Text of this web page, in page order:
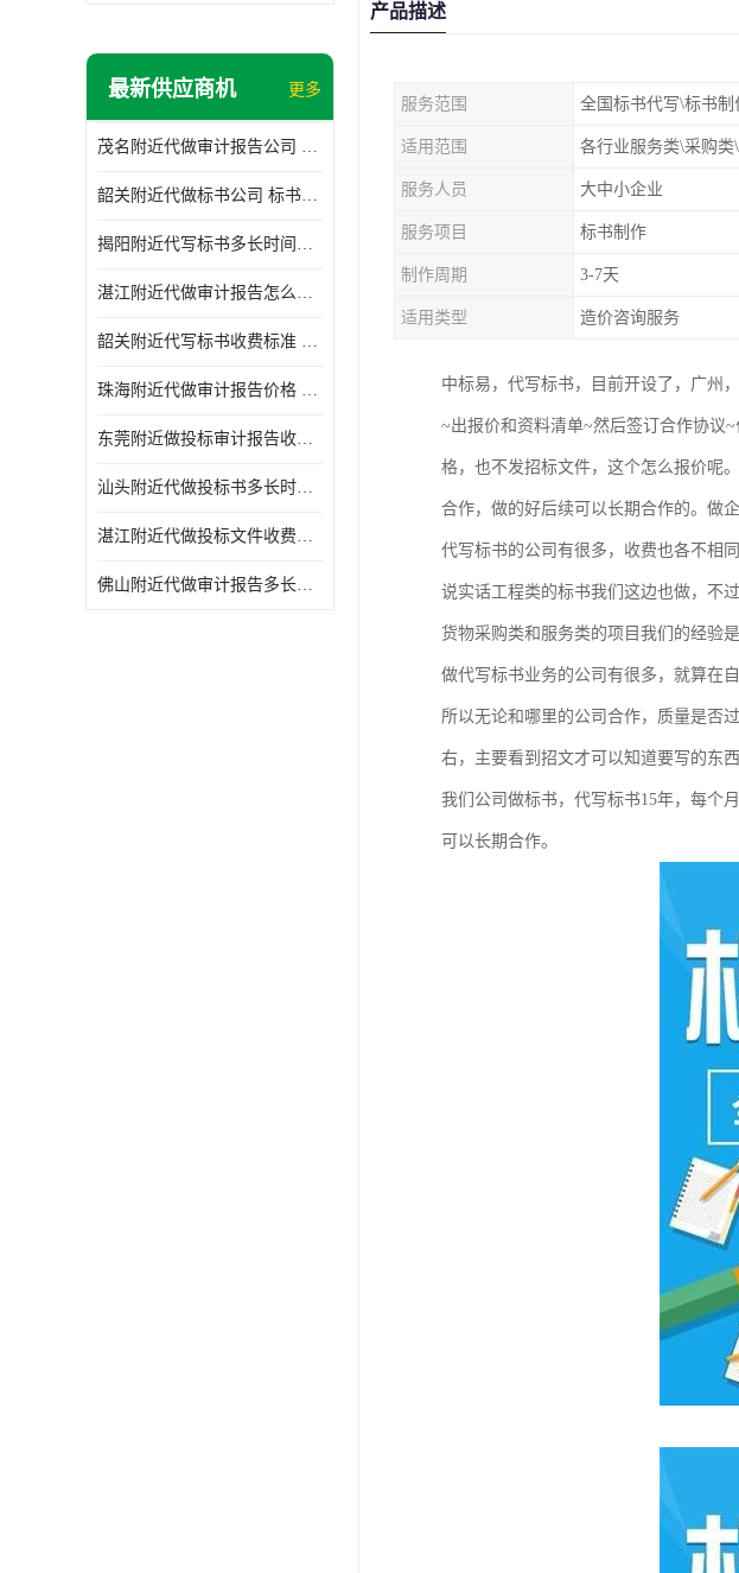
最新供应商机 更多
茂名附近代做审计报告公司 投标书怎么做
韶关附近代做标书公司 标书制作周期快
揭阳附近代写标书多长时间做好 投标书怎么做
湛江附近代做审计报告怎么收费 一对一服务
韶关附近代写标书收费标准 满足客户需求
珠海附近代做审计报告价格 投标书怎么做
东莞附近做投标审计报告收费标准 标书废标注意事项
汕头附近代做投标书多长时间做好 标书废标注意事项
湛江附近代做投标文件收费标准 投标书怎么做
佛山附近代做审计报告多长时间做好 标书打印封装
产品描述
服务范围 全国标书代写\标书制
适用范围 各行业服务类\采购类
服务人员 大中小企业
服务项目 标书制作
制作周期 3-7天
适用类型 造价咨询服务
中标易，代写标书，目前开设了，广州
~出报价和资料清单~然后签订合作协议
格，也不发招标文件，这个怎么报价呢
合作，做的好后续可以长期合作的。做
代写标书的公司有很多，收费也各不相
说实话工程类的标书我们这边也做，不
货物采购类和服务类的项目我们的经验
做代写标书业务的公司有很多，就算在
所以无论和哪里的公司合作，质量是否
右，主要看到招文才可以知道要写的东
我们公司做标书，代写标书15年，每个
可以长期合作。